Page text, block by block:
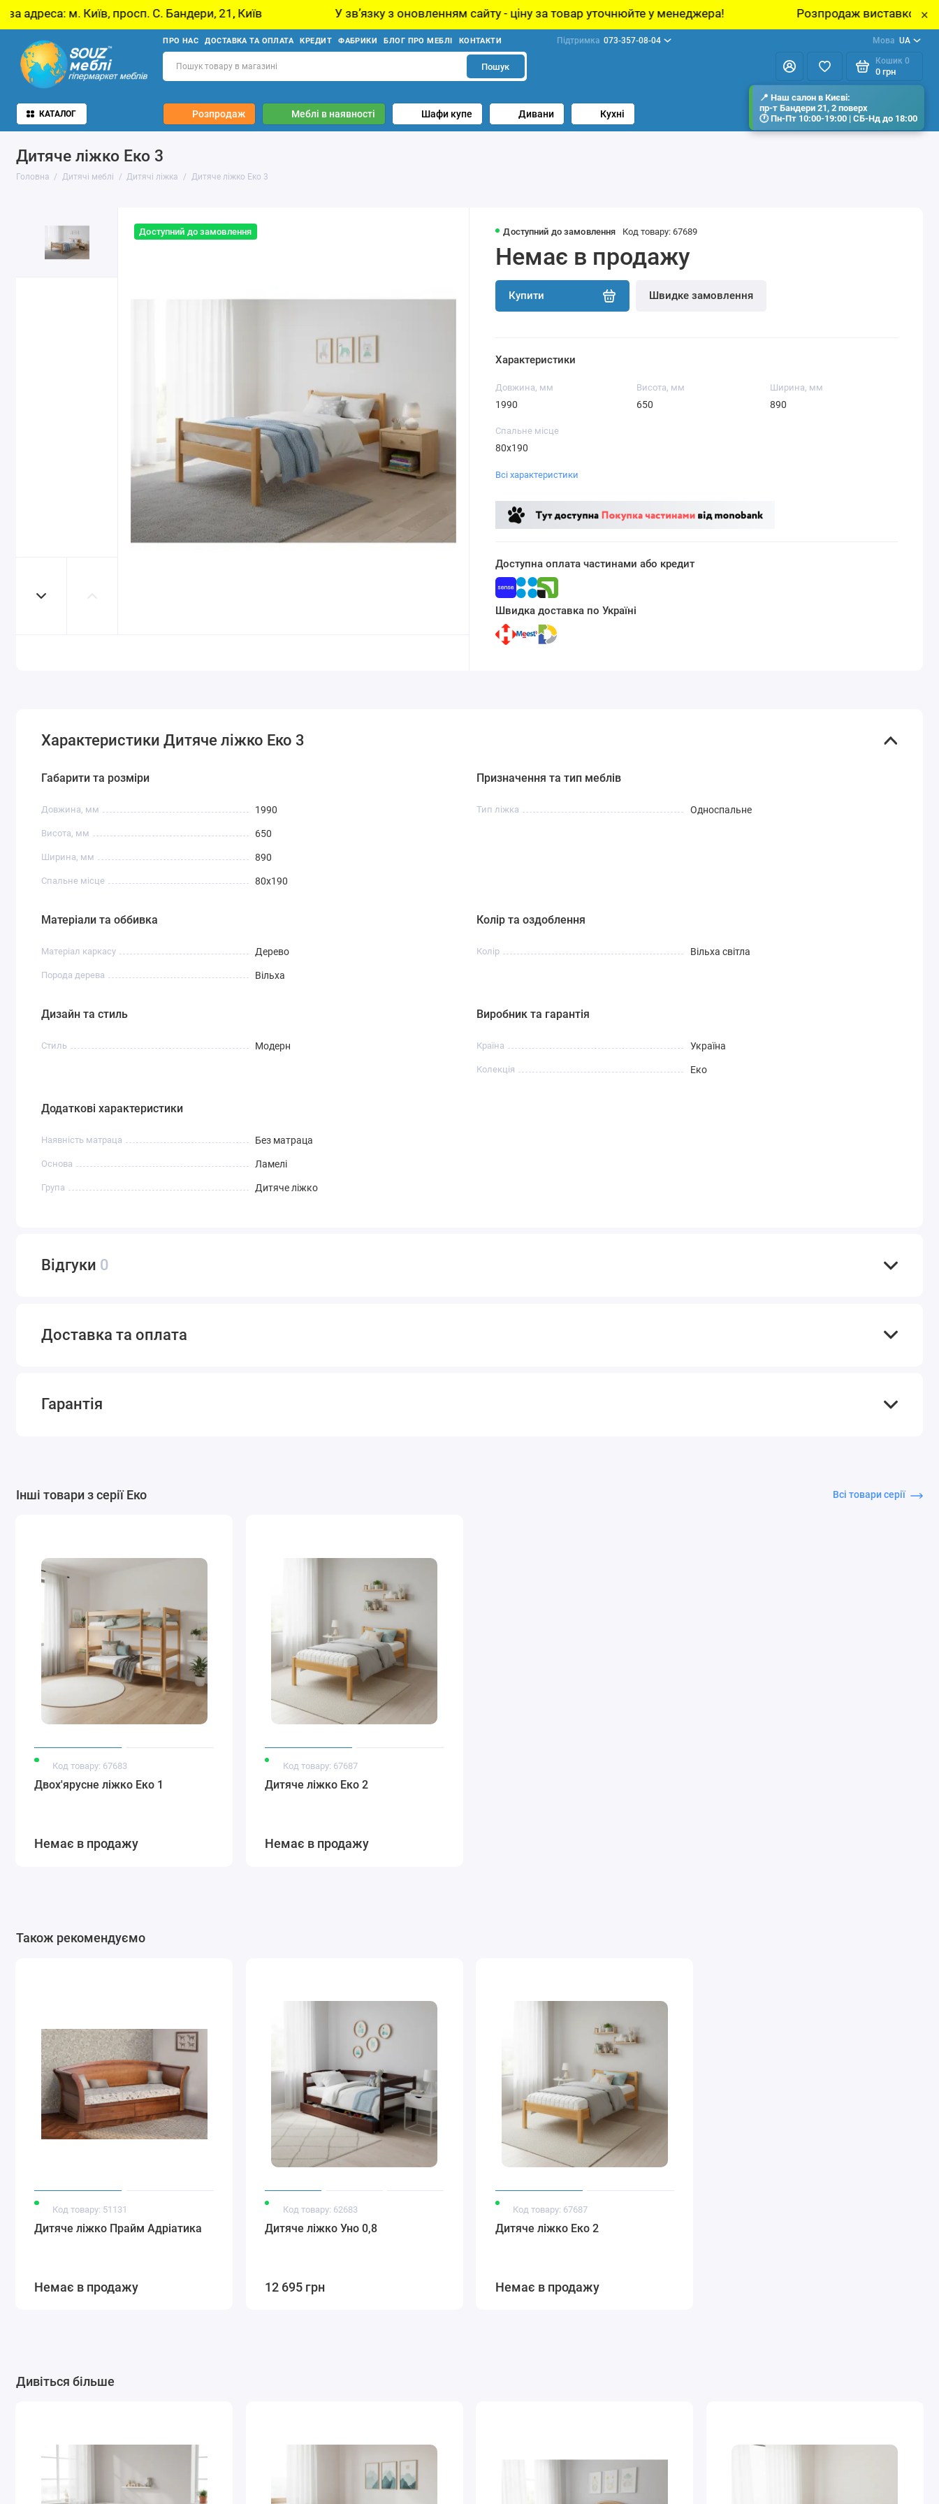
С. Бандери, 21, Київ У звʼязку з оновленням сайту - ціну за товар уточнюйте у менеджера! Розпродаж виставкових зразків меблів у×
ПРО НАС ДОСТАВКА ТА ОПЛАТА КРЕДИТ ФАБРИКИ БЛОГ ПРО МЕБЛІ КОНТАКТИ Підтримка 073-357-08-04 Мова UA
Пошук
Кошик 0
0 грн
КАТАЛОГ Розпродаж Меблі в наявності Шафи купе Дивани Кухні
Дитяче ліжко Еко 3
Головна Дитячі меблі Дитячі ліжка Дитяче ліжко Еко 3
Доступний до замовлення Доступний до замовлення Код товару: 67689
Немає в продажу
Купити Швидке замовлення
Характеристики
Довжина, мм
1990
Висота, мм
650
Ширина, мм
890
Спальне місце
80x190
Всі характеристики
Доступна оплата частинами або кредит
Швидка доставка по Україні
Характеристики Дитяче ліжко Еко 3
Габарити та розміри
Довжина, мм 1990
Висота, мм 650
Ширина, мм 890
Спальне місце 80x190
Призначення та тип меблів
Тип ліжка Односпальне
Матеріали та оббивка
Матеріал каркасу Дерево
Порода дерева Вільха
Колір та оздоблення
Колір Вільха світла
Дизайн та стиль
Стиль Модерн
Виробник та гарантія
Країна Україна
Колекція Еко
Додаткові характеристики
Наявність матраца Без матраца
Основа Ламелі
Група Дитяче ліжко
Відгуки 0
Доставка та оплата
Гарантія
Інші товари з серії Еко Всі товари серії
Код товару: 67683
Двох'ярусне ліжко Еко 1
Немає в продажу
Код товару: 67687
Дитяче ліжко Еко 2
Немає в продажу
Також рекомендуємо
Код товару: 51131
Дитяче ліжко Прайм Адріатика
Немає в продажу
Код товару: 62683
Дитяче ліжко Уно 0,8
12 695 грн
Код товару: 67687
Дитяче ліжко Еко 2
Немає в продажу
Дивіться більше